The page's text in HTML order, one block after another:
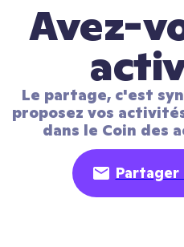
Avez-
Le partage, c'est
proposez vos
dans le Coin des